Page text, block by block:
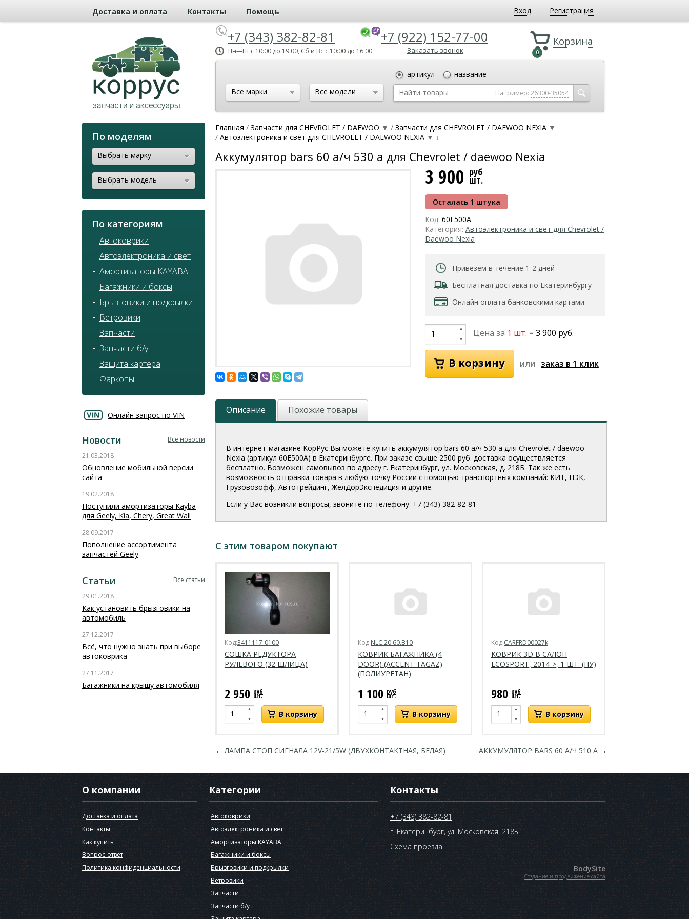
Доставка и оплата Контакты Помощь Вход Регистрация
Корзина
0
+7 (343) 382-82-81 +7 (922) 152-77-00
Пн—Пт с 10:00 до 19:00, Сб и Вс с 10:00 до 16:00 Заказать звонок
Все марки Все модели
артикул название
Например: 26300-35054
По моделям
Выбрать марку
Выбрать модель
По категориям
Автоковрики
Автоэлектроника и свет
Амортизаторы KAYABA
Багажники и боксы
Брызговики и подкрылки
Ветровики
Запчасти
Запчасти б/у
Защита картера
Фаркопы
Онлайн запрос по VIN
Новости
Все новости
21.03.2018
Обновление мобильной версии
сайта
19.02.2018
Поступили амортизаторы Kayba
для Geely, Kia, Chery, Great Wall
28.09.2017
Пополнение ассортимента
запчастей Geely
Статьи
Все статьи
29.01.2018
Как установить брызговики на
автомобиль
27.12.2017
Всё, что нужно знать при выборе
автоковрика
27.11.2017
Багажники на крышу автомобиля
Главная / Запчасти для CHEVROLET / DAEWOO ▼ / Запчасти для CHEVROLET / DAEWOO NEXIA ▼
/ Автоэлектроника и свет для CHEVROLET / DAEWOO NEXIA ▼ ↓
Аккумулятор bars 60 а/ч 530 а для Chevrolet / daewoo Nexia
3 900 руб
шт.
Осталась 1 штука
Код: 60E500A
Категория: Автоэлектроника и свет для Chevrolet /
Daewoo Nexia
Привезем в течение 1-2 дней
Бесплатная доставка по Екатеринбургу
Онлайн оплата банковскими картами
Цена за 1 шт. = 3 900 руб.
или
Описание Похожие товары
В интернет-магазине КорРус Вы можете купить аккумулятор bars 60 а/ч 530 а для Chevrolet / daewoo
Nexia (артикул 60E500A) в Екатеринбурге. При заказе свыше 2500 руб. доставка осуществляется
бесплатно. Возможен самовывоз по адресу г. Екатеринбург, ул. Московская, д. 218Б. Так же есть
возможность отправки товара в любую точку России с помощью транспортных компаний: КИТ, ПЭК,
Грузовозофф, Автотрейдинг, ЖелДорЭкспедиция и другие.
Если у Вас возникли вопросы, звоните по телефону: +7 (343) 382-82-81
С этим товаром покупают
Код:3411117-0100
СОШКА РЕДУКТОРА
РУЛЕВОГО (32 ШЛИЦА)
2 950 руб
шт.
Код:NLC.20.60.B10
КОВРИК БАГАЖНИКА (4
DOOR) (ACCENT TAGAZ)
(ПОЛИУРЕТАН)
1 100 руб
шт.
Код:CARFRD00027k
КОВРИК 3D В САЛОН
ECOSPORT, 2014->, 1 ШТ. (ПУ)
980 руб
шт.
← ЛАМПА СТОП СИГНАЛА 12V-21/5W (ДВУХКОНТАКТНАЯ, БЕЛАЯ) АККУМУЛЯТОР BARS 60 А/Ч 510 А →
О компании
Доставка и оплата
Контакты
Как купить
Вопрос-ответ
Политика конфиденциальности
Категории
Автоковрики
Автоэлектроника и свет
Амортизаторы KAYABA
Багажники и боксы
Брызговики и подкрылки
Ветровики
Запчасти
Запчасти б/у
Контакты
+7 (343) 382-82-81
г. Екатеринбург, ул. Московская, 218Б.
Схема проезда
BodySite
Создание и продвижение сайта